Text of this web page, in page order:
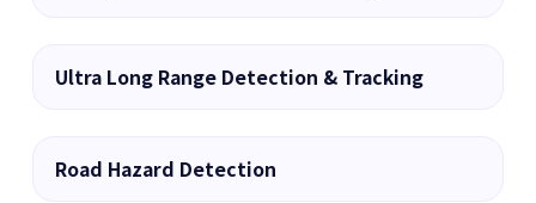
Ultra Long Range Detection & Tracking
Road Hazard Detection